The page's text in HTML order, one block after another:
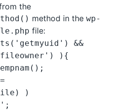
the
method in the wp-
file:
&&
){
)